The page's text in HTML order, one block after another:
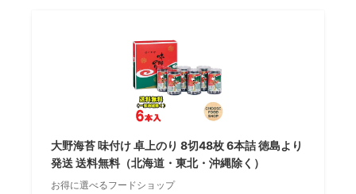
大野海苔 味付け 卓上のり 8切48枚 6本詰 徳島より
発送 送料無料（北海道・東北・沖縄除く）
お得に選べるフードショップ